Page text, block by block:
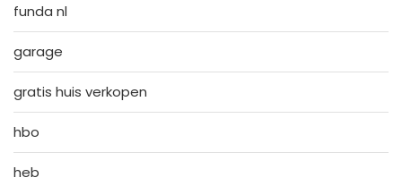
funda nl
garage
gratis huis verkopen
hbo
heb